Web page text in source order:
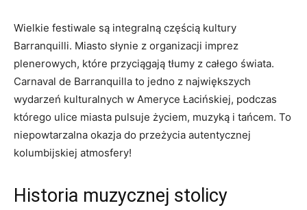
Wielkie festiwale są⁤ integralną‌ częścią kultury
Barranquilli. Miasto słynie z organizacji imprez
plenerowych, które przyciągają tłumy z ‍całego​ świata. ​
Carnaval de ​Barranquilla to jedno z ⁣największych
wydarzeń kulturalnych w Ameryce Łacińskiej, podczas‍
którego ulice ⁢miasta ⁣pulsuje życiem, muzyką⁣ i tańcem. To
niepowtarzalna okazja do przeżycia ⁣autentycznej
kolumbijskiej atmosfery!
Historia muzycznej stolicy